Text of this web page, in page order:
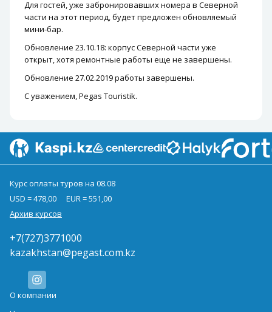
Для гостей, уже забронировавших номера в Северной
части на этот период, будет предложен обновляемый
мини-бар.
Обновление 23.10.18: корпус Северной части уже
открыт, хотя ремонтные работы еще не завершены.
Обновление 27.02.2019работы завершены.
С уважением, Pegas Touristik.
Курс оплаты туров на 08.08
USD = 478,00
EUR = 551,00
Архив курсов
+7(727)3771000
kazakhstan@pegast.com.kz
О компании